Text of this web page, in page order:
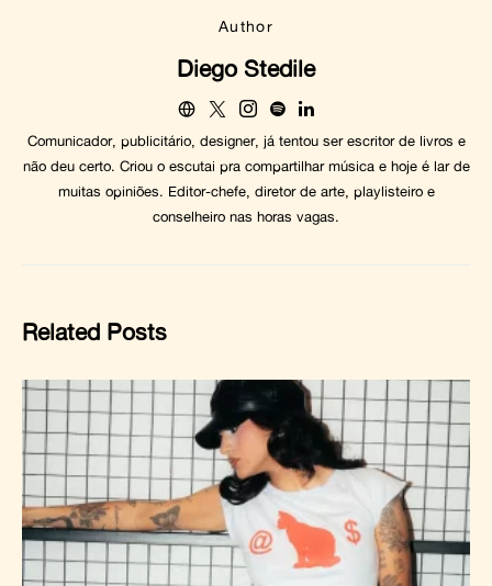
Author
Diego Stedile
Comunicador, publicitário, designer, já tentou ser escritor de livros e
não deu certo. Criou o escutai pra compartilhar música e hoje é lar de
muitas opiniões. Editor-chefe, diretor de arte, playlisteiro e
conselheiro nas horas vagas.
Related Posts